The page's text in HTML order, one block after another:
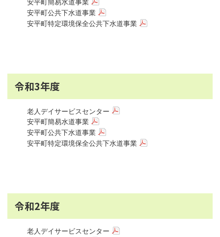
安平町簡易水道事業
安平町公共下水道事業
安平町特定環境保全公共下水道事業
令和3年度
老人デイサービスセンター
安平町簡易水道事業
安平町公共下水道事業
安平町特定環境保全公共下水道事業
令和2年度
老人デイサービスセンター